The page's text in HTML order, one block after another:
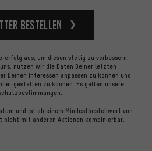
bestellen
aus, um diesen stetig zu verbessern.
nutzen wir die Daten Deiner letzten
Deinen Interessen anpassen zu können und
gestalten zu können. Es gelten unsere
.
und ist ab einem Mindestbestellwert von
nicht mit anderen Aktionen kombinierbar.